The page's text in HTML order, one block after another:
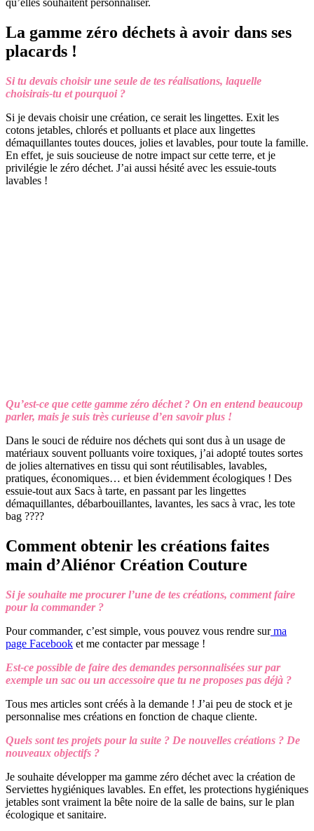
qu’elles souhaitent personnaliser.
La gamme zéro déchets à avoir dans ses
placards !
Si tu devais choisir une seule de tes réalisations, laquelle
choisirais-tu et pourquoi ?
Si je devais choisir une création, ce serait les lingettes. Exit les
cotons jetables, chlorés et polluants et place aux lingettes
démaquillantes toutes douces, jolies et lavables, pour toute la famille.
En effet, je suis soucieuse de notre impact sur cette terre, et je
privilégie le zéro déchet. J’ai aussi hésité avec les essuie-touts
lavables !
Qu’est-ce que cette gamme zéro déchet ? On en entend beaucoup
parler, mais je suis très curieuse d’en savoir plus !
Dans le souci de réduire nos déchets qui sont dus à un usage de
matériaux souvent polluants voire toxiques, j’ai adopté toutes sortes
de jolies alternatives en tissu qui sont réutilisables, lavables,
pratiques, économiques… et bien évidemment écologiques ! Des
essuie-tout aux Sacs à tarte, en passant par les lingettes
démaquillantes, débarbouillantes, lavantes, les sacs à vrac, les tote
bag ????
Comment obtenir les créations faites
main d’Aliénor Création Couture
Si je souhaite me procurer l’une de tes créations, comment faire
pour la commander ?
Pour commander, c’est simple, vous pouvez vous rendre surma
page Facebook et me contacter par message !
Est-ce possible de faire des demandes personnalisées sur par
exemple un sac ou un accessoire que tu ne proposes pas déjà ?
Tous mes articles sont créés à la demande ! J’ai peu de stock et je
personnalise mes créations en fonction de chaque cliente.
Quels sont tes projets pour la suite ? De nouvelles créations ? De
nouveaux objectifs ?
Je souhaite développer ma gamme zéro déchet avec la création de
Serviettes hygiéniques lavables. En effet, les protections hygiéniques
jetables sont vraiment la bête noire de la salle de bains, sur le plan
écologique et sanitaire.